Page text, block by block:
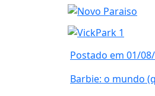
Postado em 01/
Barbie: o mundo